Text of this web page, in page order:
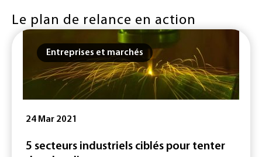
Le plan de relance en action
Entreprises et marchés
24 Mar 2021
5 secteurs industriels ciblés pour tenter